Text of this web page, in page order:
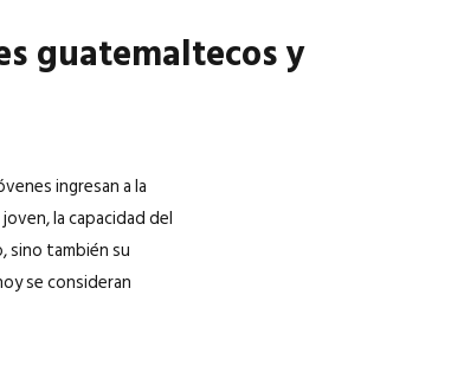
guatemaltecos y
ingresan a la
la capacidad del
sino también su
se consideran